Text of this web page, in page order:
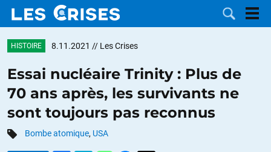
DOSSIERS
CATÉGORIES
HISTOIRE 8.11.2021 // Les Crises
Essai nucléaire Trinity : Plus de
70 ans après, les survivants ne
sont toujours pas reconnus
Bombe atomique, USA